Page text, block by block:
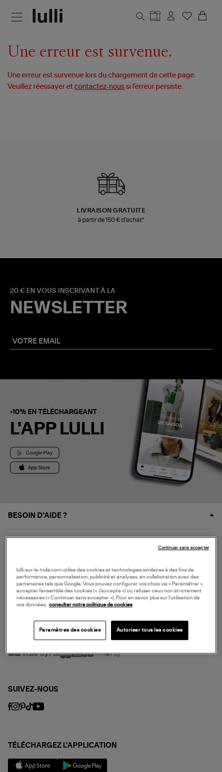
Une erreur est survenue.
Une erreur est survenue lors du chargement de cette page.
Veuillez réessayer etcontactez-nous si l’erreur persiste.
LIVRAISON GRATUITE
à partir de 150 € d'achat*
20 € EN VOUS INSCRIVANT À LA
NEWSLETTER
-10% EN TÉLÉCHARGEANT
L'APP LULLI
BESOIN D'AIDE ?
NOS SERVICES
SERVICE CLIENT
MODE DE PAIEMENT
SUIVEZ-NOUS
TÉLÉCHARGEZ L'APPLICATION
lulli-sur-la-toile.com utilise des cookies et technologies similaires à des fins de
performance, personnalisation, publicité et analyses, en collaboration avec des
partenaires tels que Google. Vous pouvez configurer vos choix via « Paramétrer »,
accepter l’ensemble des cookies (« J’accepte ») ou refuser ceux non strictement
nécessaires (« Continuer sans accepter »). Pour en savoir plus sur l’utilisation de
vos données,
consulter notre politique de cookies
Paramètres des cookies Autoriser tous les cookies
Continuer sans accepter